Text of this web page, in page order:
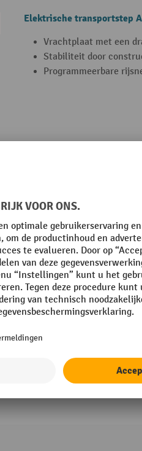
Elektrische transportstep
Vrachtplaat met een
Stabiliteit door
Programmeerbare
Krachtige
Reikwijdte tot 30 km
Programmeerbare